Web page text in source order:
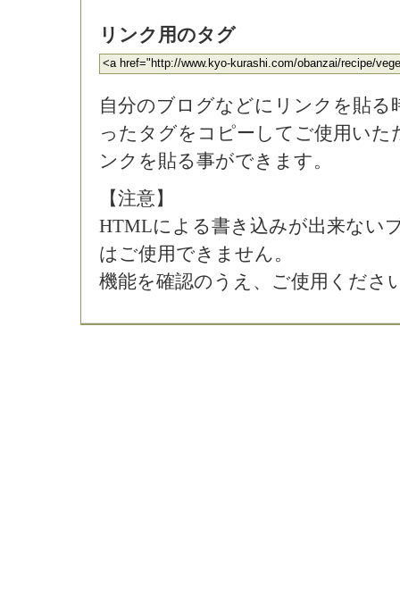
リンク用のタグ
自分のブログなどにリンクを貼る
ったタグをコピーしてご使用いた
ンクを貼る事ができます。
【注意】
HTMLによる書き込みが出来ない
はご使用できません。
機能を確認のうえ、ご使用くださ